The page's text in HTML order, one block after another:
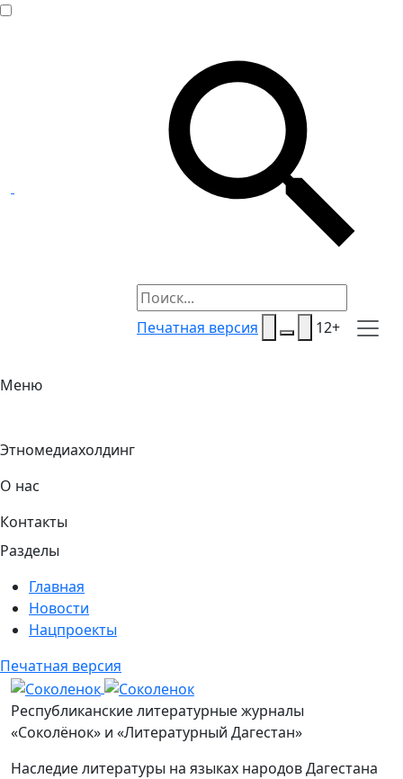
Печатная версия 12+
Меню
Этномедиахолдинг
О нас
Контакты
Разделы
Главная
Новости
Нацпроекты
Печатная версия
Соколенок
Республиканские литературные журналы
«Соколёнок» и «Литературный Дагестан»
Наследие литературы на языках народов Дагестана